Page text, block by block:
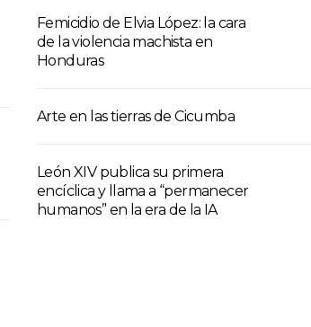
Femicidio de Elvia López: la cara
de la violencia machista en
Honduras
Arte en las tierras de Cicumba
León XIV publica su primera
encíclica y llama a “permanecer
humanos” en la era de la IA